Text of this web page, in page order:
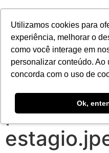
Utilizamos cookies para
experiência, melhorar o
como você interage em
personalizar conteúdo. Ao
concorda com o uso de
Ok,
8-dicas-
para-te-
procurar-